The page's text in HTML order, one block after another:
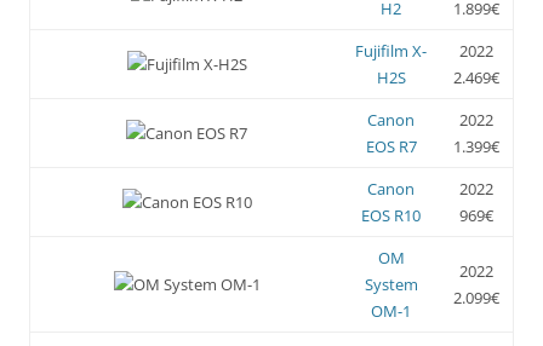
H2
1.899€
Fujifilm X-
H2S
2022
2.469€
Canon
EOS R7
2022
1.399€
Canon
EOS R10
2022
969€
OM
System
OM-1
2022
2.099€